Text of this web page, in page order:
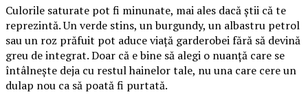
Culorile saturate pot fi minunate, mai ales dacă știi că te
reprezintă. Un verde stins, un burgundy, un albastru petrol
sau un roz prăfuit pot aduce viață garderobei fără să devină
greu de integrat. Doar că e bine să alegi o nuanță care se
întâlnește deja cu restul hainelor tale, nu una care cere un
dulap nou ca să poată fi purtată.